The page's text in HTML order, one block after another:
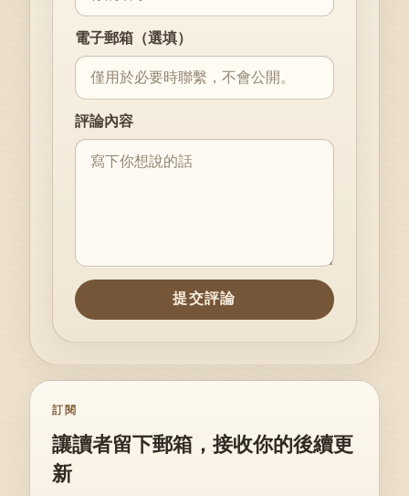
電子郵箱（選填）
評論內容
提交評論
訂閱
讓讀者留下郵箱，接收你的後續更
新